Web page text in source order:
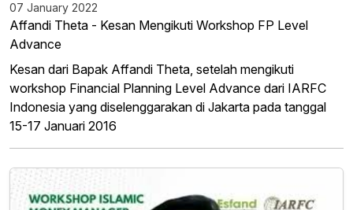
07 January 2022
Affandi Theta - Kesan Mengikuti Workshop FP Level
Advance
Kesan dari Bapak Affandi Theta, setelah mengikuti
workshop Financial Planning Level Advance dari IARFC
Indonesia yang diselenggarakan di Jakarta pada tanggal
15-17 Januari 2016